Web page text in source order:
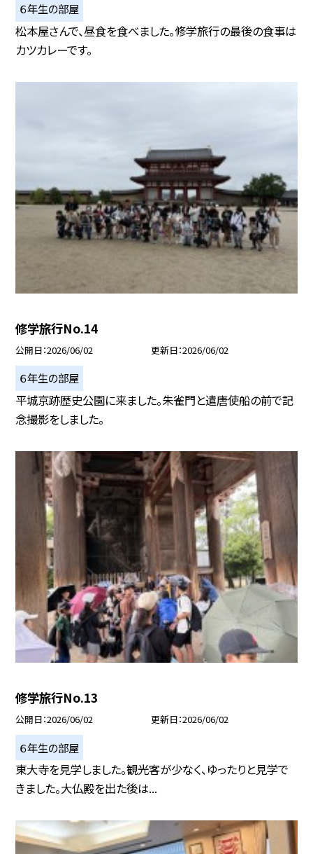
６年生の部屋
松本屋さんで、昼食を食べました。修学旅行の最後の食事は
カツカレーです。
修学旅行No.14
公開日 2026/06/02 更新日 2026/06/02
６年生の部屋
平城京跡歴史公園に来ました。朱雀門と遣唐使船の前で記
念撮影をしました。
修学旅行No.13
公開日 2026/06/02 更新日 2026/06/02
６年生の部屋
東大寺を見学しました。観光客が少なく、ゆったりと見学で
きました。大仏殿を出た後は...